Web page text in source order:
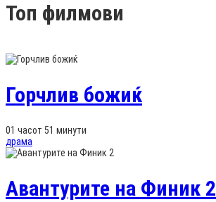
Топ филмови
Горчлив божиќ
01 часот 51 минути
драма
Авантурите на Финик 2